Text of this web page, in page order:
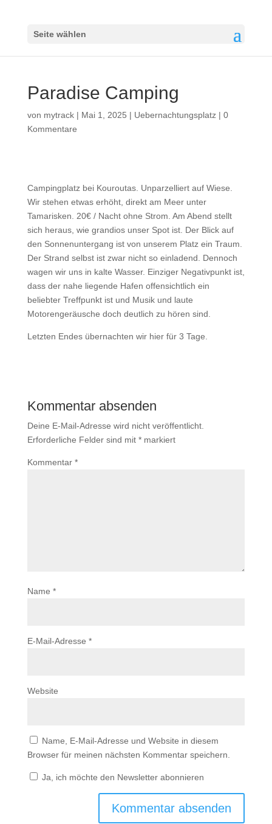
Seite wählen
Paradise Camping
von mytrack| Mai 1, 2025 | Uebernachtungsplatz| 0
Kommentare
Campingplatz bei Kouroutas. Unparzelliert auf Wiese.
Wir stehen etwas erhöht, direkt am Meer unter
Tamarisken. 20€ / Nacht ohne Strom. Am Abend stellt
sich heraus, wie grandios unser Spot ist. Der Blick auf
den Sonnenuntergang ist von unserem Platz ein Traum.
Der Strand selbst ist zwar nicht so einladend. Dennoch
wagen wir uns in kalte Wasser. Einziger Negativpunkt ist,
dass der nahe liegende Hafen offensichtlich ein
beliebter Treffpunkt ist und Musik und laute
Motorengeräusche doch deutlich zu hören sind.
Letzten Endes übernachten wir hier für 3 Tage.
Kommentar absenden
Deine E-Mail-Adresse wird nicht veröffentlicht.
Erforderliche Felder sind mit *markiert
Kommentar *
Name *
E-Mail-Adresse *
Website
Name, E-Mail-Adresse und Website in diesem
Browser für meinen nächsten Kommentar speichern.
Ja, ich möchte den Newsletter abonnieren